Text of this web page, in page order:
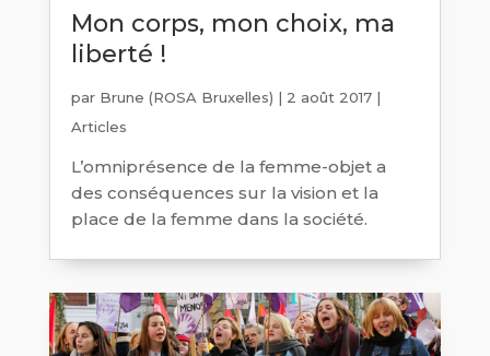
Mon corps, mon choix, ma
liberté !
par Brune (ROSA Bruxelles) | 2 août 2017|
Articles
L’omniprésence de la femme-objet a
des conséquences sur la vision et la
place de la femme dans la société.